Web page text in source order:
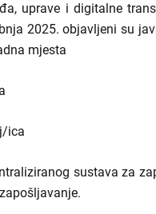
uprave i digitalne
2025. objavljeni su
mjesta
ica
sustava za